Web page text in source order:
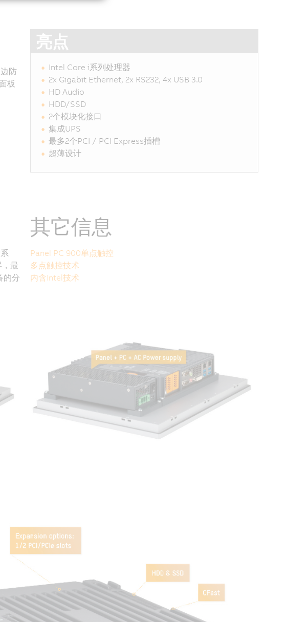
防
板
亮点
Intel Core i系列处理器
2x Gigabit Ethernet, 2x RS232, 4x USB 3.0
HD Audio
HDD/SSD
2个模块化接口
集成UPS
最多2个PCI / PCI Express插槽
超薄设计
最
的分
其它信息
Panel PC 900单点触控
多点触控技术
内含Intel技术